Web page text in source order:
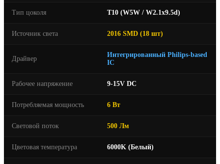
Тип цоколя T10 (W5W / W2.1x9.5d)
Источник света 2016 SMD (18 шт)
Драйвер
Интегрированный Philips-based
IC
Рабочее напряжение 9-15V DC
Потребляемая мощность 6 Вт
Световой поток 500 Лм
Цветовая температура 6000K (Белый)